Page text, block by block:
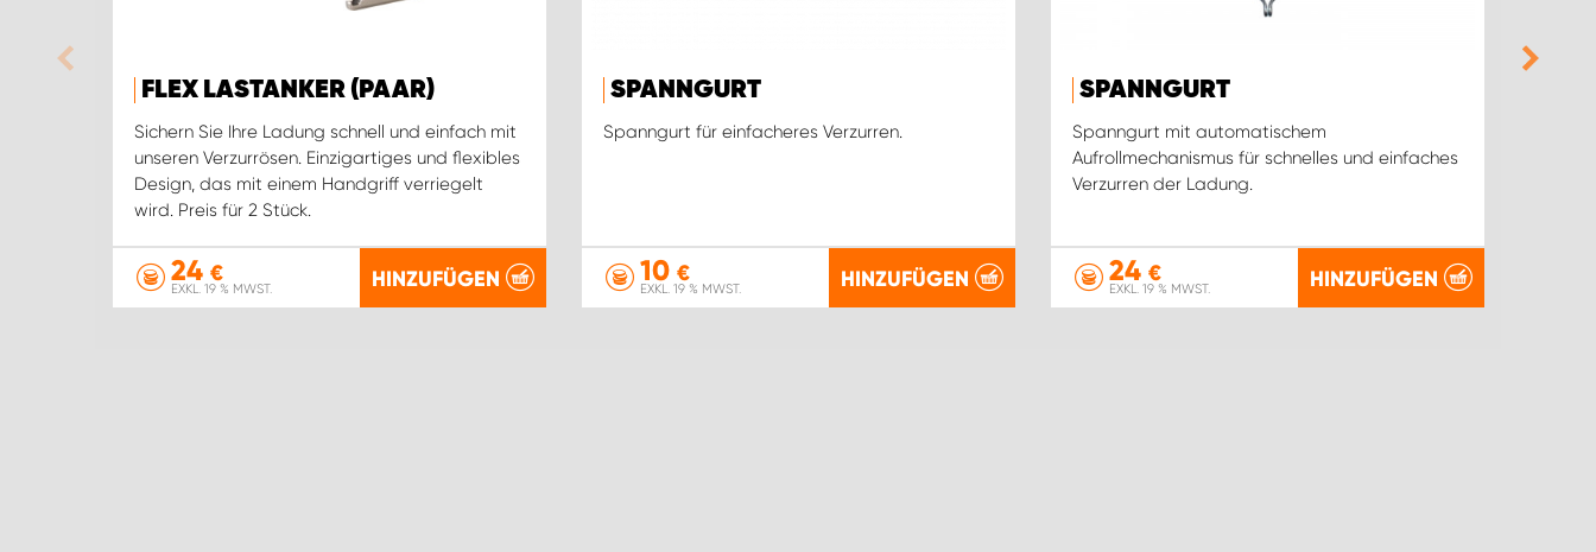
FLEX LASTANKER (PAAR)
Sichern Sie Ihre Ladung schnell und einfach mit
unseren Verzurrösen. Einzigartiges und flexibles
Design, das mit einem Handgriff verriegelt
wird. Preis für 2 Stück.
24 €
EXKL. 19 % MWST. HINZUFÜGEN
SPANNGURT
Spanngurt für einfacheres Verzurren.
10 €
EXKL. 19 % MWST. HINZUFÜGEN
SPANNGURT
Spanngurt mit automatischem
Aufrollmechanismus für schnelles und einfaches
Verzurren der Ladung.
24 €
EXKL. 19 % MWST. HINZUFÜGEN